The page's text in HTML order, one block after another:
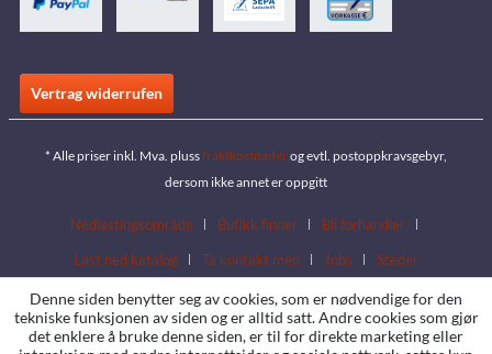
Vertrag widerrufen
* Alle priser inkl. Mva. plussfraktkostnaderog evtl. postoppkravsgebyr,
dersom ikke annet er oppgitt
Nedlastingsområde Butikk finner
Bli forhandler
Last ned katalog
Ta kontakt med Jobs Steder
Denne siden benytter seg av cookies, som er nødvendige for den
tekniske funksjonen av siden og er alltid satt. Andre cookies som gjør
det enklere å bruke denne siden, er til for direkte marketing eller